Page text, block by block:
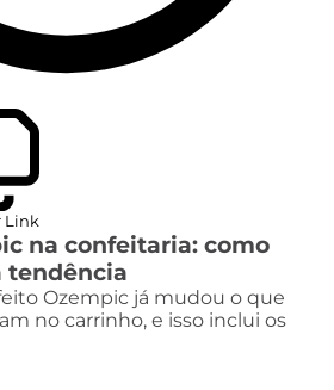
Link
na confeitaria: como
tendência
Ozempic já mudou o que
no carrinho, e isso inclui os